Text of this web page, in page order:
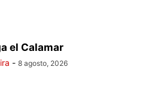
el Calamar
- 8 agosto, 2026